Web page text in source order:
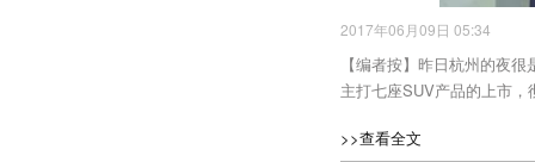
2017年06月09日 05:34
【编者按】昨日杭州的夜
主打七座SUV产品的上市
>>查看全文